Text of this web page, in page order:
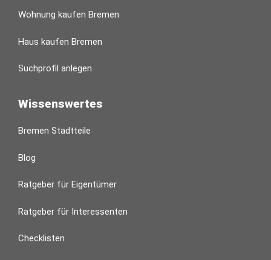
Wohnung kaufen Bremen
Haus kaufen Bremen
Suchprofil anlegen
Wissenswertes
Bremen Stadtteile
Blog
Ratgeber für Eigentümer
Ratgeber für Interessenten
Checklisten